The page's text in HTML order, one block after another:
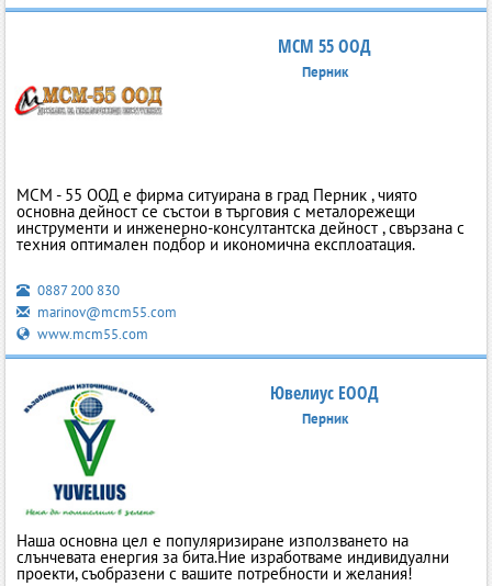
МСМ 55 ООД
Перник
МСМ - 55 ООД е фирма ситуирана в град Перник , чиято
основна дейност се състои в търговия с металорежещи
инструменти и инженерно-консултантска дейност , свързана с
техния оптимален подбор и икономична експлоатация.
0887 200 830
marinov@mcm55.com
www.mcm55.com
Ювелиус ЕООД
Перник
Наша основна цел е популяризиране използването на
слънчевата енергия за бита.Ние изработваме индивидуални
проекти, съобразени с вашите потребности и желания!